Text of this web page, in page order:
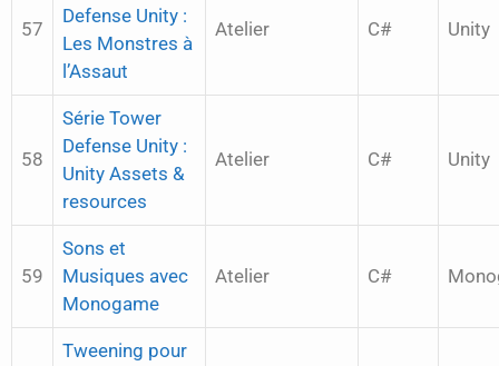
57
Defense Unity :
Les Monstres à
l’Assaut
Atelier C# Unity
58
Série Tower
Defense Unity :
Unity Assets &
resources
Atelier C# Unity
59
Sons et
Musiques avec
Monogame
Atelier C#
Tweening pour